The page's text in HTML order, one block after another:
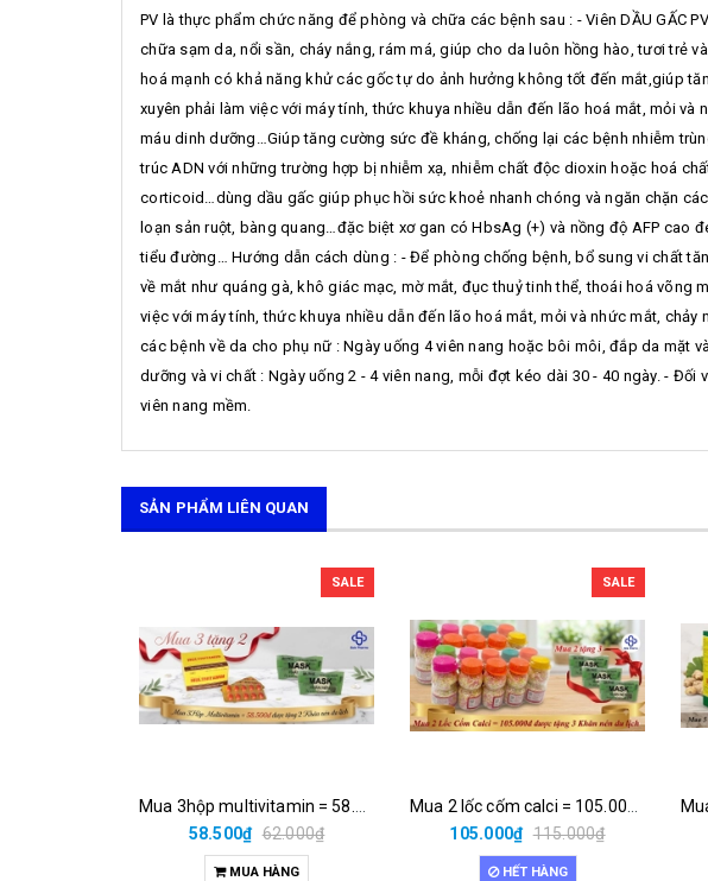
PV là thực phẩm chức năng để phòng và chữa các bệnh sau : - Viên DẦU GẤC
chữa sạm da, nổi sần, cháy nắng, rám má, giúp cho da luôn hồng hào, tươi trẻ
hoá mạnh có khả năng khử các gốc tự do ảnh hưởng không tốt đến mắt,giúp
xuyên phải làm việc với máy tính, thức khuya nhiều dẫn đến lão hoá mắt, mỏi
máu dinh dưỡng…Giúp tăng cường sức đề kháng, chống lại các bệnh nhiễm
trúc ADN với những trường hợp bị nhiễm xạ, nhiễm chất độc dioxin hoặc hoá
corticoid…dùng dầu gấc giúp phục hồi sức khoẻ nhanh chóng và ngăn chặn
loạn sản ruột, bàng quang…đặc biệt xơ gan có HbsAg (+) và nồng độ AFP
tiểu đường… Hướng dẫn cách dùng : - Để phòng chống bệnh, bổ sung vi chất
về mắt như quáng gà, khô giác mạc, mờ mắt, đục thuỷ tinh thể, thoái hoá
việc với máy tính, thức khuya nhiều dẫn đến lão hoá mắt, mỏi và nhức mắt,
các bệnh về da cho phụ nữ : Ngày uống 4 viên nang hoặc bôi môi, đắp da mặt
dưỡng và vi chất : Ngày uống 2 - 4 viên nang, mỗi đợt kéo dài 30 - 40 ngày. -
viên nang mềm.
SẢN PHẨM LIÊN QUAN
SALE
58.500₫ 62.000₫
MUA HÀNG
SALE
105.000₫ 115.000₫
HẾT HÀNG